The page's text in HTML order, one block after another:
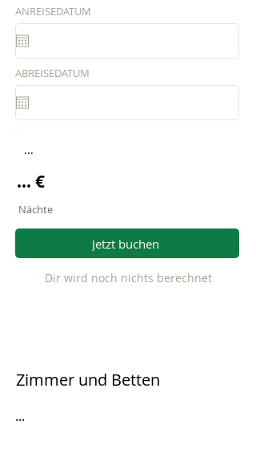
ANREISEDATUM
ABREISEDATUM
...
... €
Nächte
Jetzt buchen
Dir wird noch nichts berechnet
Zimmer und Betten
...